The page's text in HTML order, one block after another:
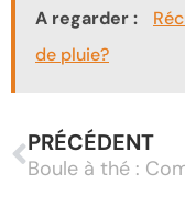
A regarder :
de pluie?
PRÉCÉDENT
Boule à thé :